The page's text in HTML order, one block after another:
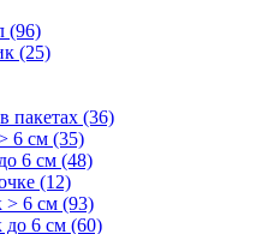
(96)
(25)
пакетах (36)
6 см (35)
6 см (48)
(12)
> 6 см (93)
до 6 см (60)